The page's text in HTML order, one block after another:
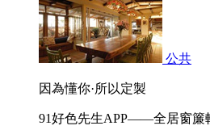
公共
因為懂你·所以定製
91好色先生APP——全居窗簾